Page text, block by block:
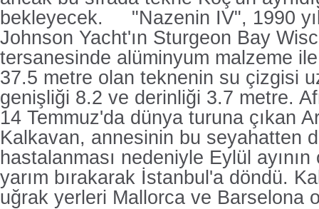
bekleyecek.
"Nazenin IV", 1990
Johnson Yacht'ın Sturgeon Bay
tersanesinde alüminyum malzeme ile
37.5 metre olan teknenin su çizgisi
genişliği 8.2 ve derinliği 3.7 metre.
14 Temmuz'da dünya turuna çıkan
Kalkavan, annesinin bu seyahatten
hastalanması nedeniyle Eylül
yarım bırakarak İstanbul'a döndü.
uğrak yerleri Mallorca ve Barselona